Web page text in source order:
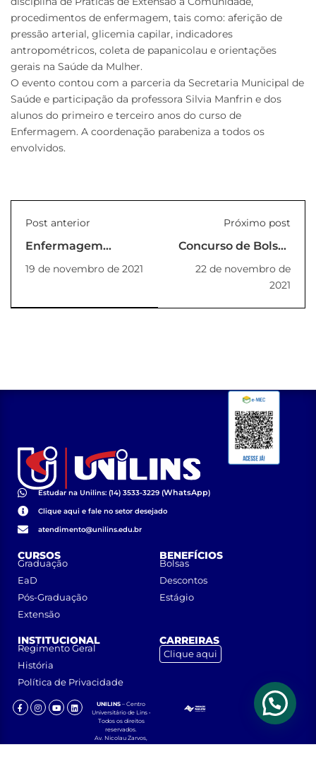
procedimentos de enfermagem, tais como: aferição de
pressão arterial, glicemia capilar, indicadores
antropométricos, coleta de papanicolau e orientações
gerais na Saúde da Mulher.
O evento contou com a parceria da Secretaria Municipal de
Saúde e participação da professora Silvia Manfrin e dos
alunos do primeiro e terceiro anos do curso de
Enfermagem. A coordenação parabeniza a todos os
envolvidos.
Post anterior
Enfermagem
desenvolve ações
do Novembro Azul
19 de novembro de 2021
Próximo post
Concurso de Bolsas
da Pós-Graduação
Unilins 2022
22 de novembro de
2021
Estudar na Unilins: (14) 3533-3229 (WhatsApp)
Clique aqui e fale no setor desejado
atendimento@unilins.edu.br
CURSOS
Graduação
EaD
Pós-Graduação
Extensão
BENEFÍCIOS
Bolsas
Descontos
Estágio
INSTITUCIONAL
Regimento Geral
História
Política de Privacidade
CARREIRAS
Clique aqui
UNILINS – Centro
Universitário de Lins •
Todos os direitos
reservados.
Av. Nicolau Zarvos,
1925 – Jardim